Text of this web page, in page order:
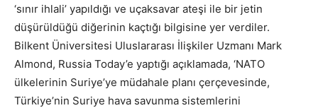
‘sınır ihlali’ yapıldığı ve uçaksavar ateşi ile bir jetin
düşürüldüğü diğerinin kaçtığı bilgisine yer verdiler.
Bilkent Üniversitesi Uluslararası İlişkiler Uzmanı Mark
Almond, Russia Today’e yaptığı açıklamada, ‘NATO
ülkelerinin Suriye’ye müdahale planı çerçevesinde,
Türkiye’nin Suriye hava savunma sistemlerini